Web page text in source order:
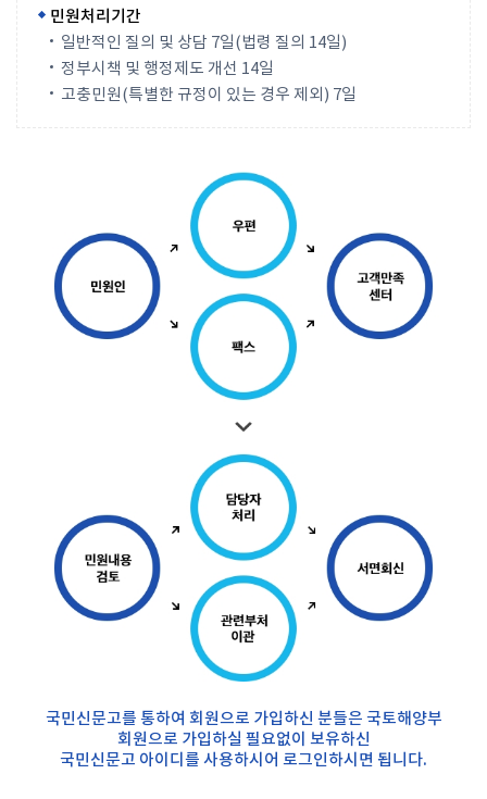
민원처리기간
일반적인 질의 및 상담 7일(법령 질의 14일)
정부시책 및 행정제도 개선 14일
고충민원(특별한 규정이 있는 경우 제외) 7일
국민신문고를 통하여 회원으로 가입하신 분들은 국토해양부
회원으로 가입하실 필요없이 보유하신
국민신문고 아이디를 사용하시어 로그인하시면 됩니다.